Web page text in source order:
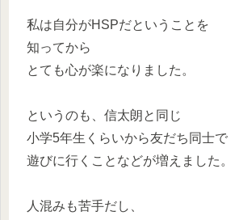
私は自分がHSPだということを
知ってから
とても心が楽になりました。
というのも、信太朗と同じ
小学5年生くらいから友だち同士で
遊びに行くことなどが増えました。
人混みも苦手だし、